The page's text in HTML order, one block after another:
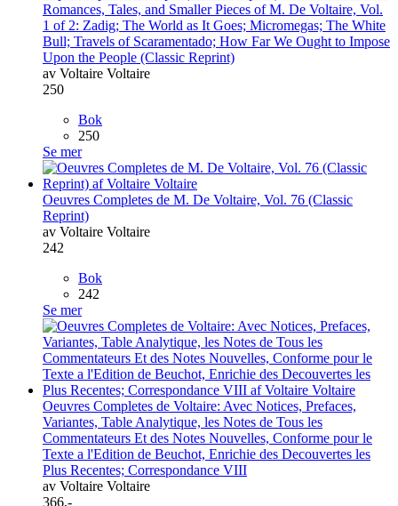
Romances, Tales, and Smaller Pieces of M. De Voltaire, Vol.
1 of 2: Zadig; The World as It Goes; Micromegas; The White
Bull; Travels of Scaramentado; How Far We Ought to Impose
Upon the People (Classic Reprint)
av Voltaire Voltaire
250
Bok
250
Se mer
Oeuvres Completes de M. De Voltaire, Vol. 76 (Classic
Reprint)
av Voltaire Voltaire
242
Bok
242
Se mer
Oeuvres Completes de Voltaire: Avec Notices, Prefaces,
Variantes, Table Analytique, les Notes de Tous les
Commentateurs Et des Notes Nouvelles, Conforme pour le
Texte a l'Edition de Beuchot, Enrichie des Decouvertes les
Plus Recentes; Correspondance VIII
av Voltaire Voltaire
366,-